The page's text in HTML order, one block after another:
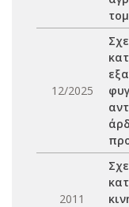
12/2025
2011